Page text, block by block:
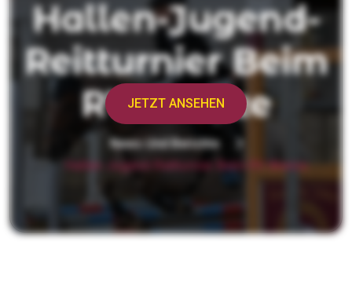
JETZT ANSEHEN